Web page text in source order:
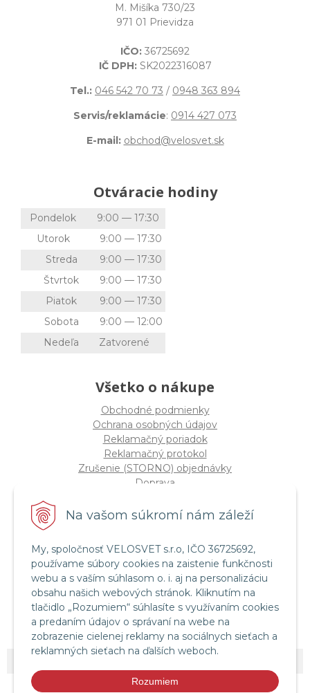
Na vašom súkromí nám záleží
My, spoločnosť VELOSVET s.r.o, IČO 36725692,
používame súbory cookies na zaistenie funkčnosti
webu a s vaším súhlasom o. i. aj na personalizáciu
obsahu našich webových stránok. Kliknutím na
tlačidlo „Rozumiem“ súhlasíte s využívaním cookies
a predaním údajov o správaní na webe na
zobrazenie cielenej reklamy na sociálnych sieťach a
reklamných sieťach na ďalších weboch.
Rozumiem
M. Mišíka 730/23
971 01 Prievidza
IČO: 36725692
IČ DPH: SK2022316087
Tel.: 046 542 70 73 / 0948 363 894
Servis/reklamácie: 0914 427 073
E-mail: obchod@velosvet.sk
Otváracie hodiny
Pondelok
9:00 — 17:30
Utorok
9:00 — 17:30
Streda
9:00 — 17:30
Štvrtok
9:00 — 17:30
Piatok
9:00 — 17:30
Sobota
9:00 — 12:00
Nedeľa
Zatvorené
Všetko o nákupe
Obchodné podmienky
Ochrana osobných údajov
Reklamačný poriadok
Reklamačný protokol
Zrušenie (STORNO) objednávky
Doprava
Štatút súťaže "Vianoce 2025"
Servis a služby
Servis bicyklov a elektrobicyklov
Retül Bike Fit
Instagram Velosvet
Facebook Velosvet